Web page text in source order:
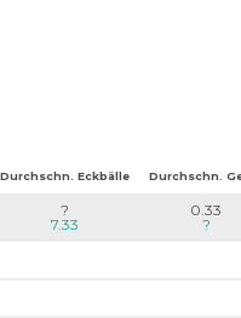
Durchschn. Eckbälle Durchschn.
?
7.33
0.33
?